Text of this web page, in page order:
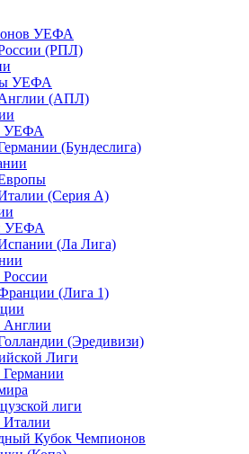
УЕФА
(РПЛ)
УЕФА
(АПЛ)
УЕФА
(Бундеслига)
(Серия А)
УЕФА
(Ла Лига)
(Лига 1)
Англии
(Эредивизи)
Лиги
лиги
Италии
Кубок Чемпионов